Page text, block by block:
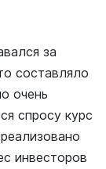
за
составляло
очень
спросу курс
инвесторов